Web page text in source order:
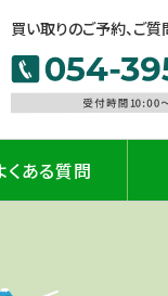
買い取りのご予約、ご
くある質問